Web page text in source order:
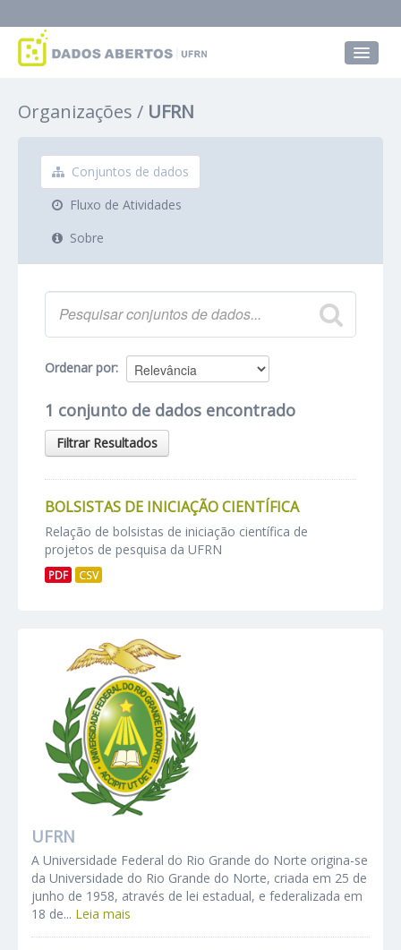
Grupos
Sobre
Organizações UFRN
Conjuntos de dados
Fluxo de Atividades
Sobre
Ordenar por
1 conjunto de dados encontrado
Filtrar Resultados
BOLSISTAS DE INICIAÇÃO CIENTÍFICA
Relação de bolsistas de iniciação científica de
projetos de pesquisa da UFRN
PDF CSV
UFRN
A Universidade Federal do Rio Grande do Norte origina-se
da Universidade do Rio Grande do Norte, criada em 25 de
junho de 1958, através de lei estadual, e federalizada em
18 de... Leia mais